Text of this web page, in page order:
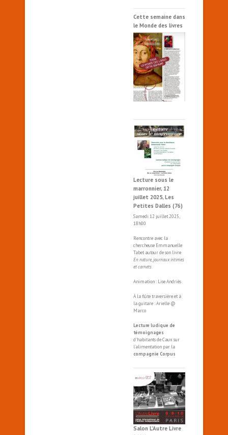
Cette semaine dans
le Monde des livres
Lecture sous le
marronnier, 12
juillet 2025, Les
Petites Dalles (76)
Samedi 12 juillet 2025,
18h00
Rencontre avec la
chercheuse Emmanuelle
Tabet autour de son livre
En nature, journaux intimes
et carnets
Animation : Lise Andriès
À la flûte traversière et à
la guitare : Arielle @
Marco
Lecture ludique de
témoignages
d'habitants de Caux sur
l'alimentation par la
compagnie Corpus
Salon L’Autre Livre